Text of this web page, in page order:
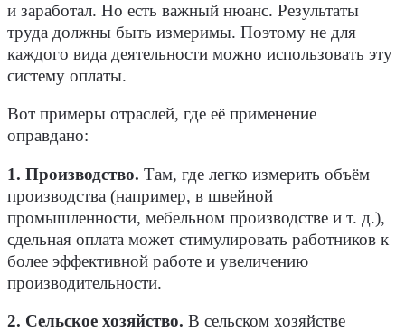
и заработал. Но есть важный нюанс. Результаты
труда должны быть измеримы. Поэтому не для
каждого вида деятельности можно использовать эту
систему оплаты.
Вот примеры отраслей, где её применение
оправдано:
1. Производство. Там, где легко измерить объём
производства (например, в швейной
промышленности, мебельном производстве и т. д.),
сдельная оплата может стимулировать работников к
более эффективной работе и увеличению
производительности.
2. Сельское хозяйство. В сельском хозяйстве